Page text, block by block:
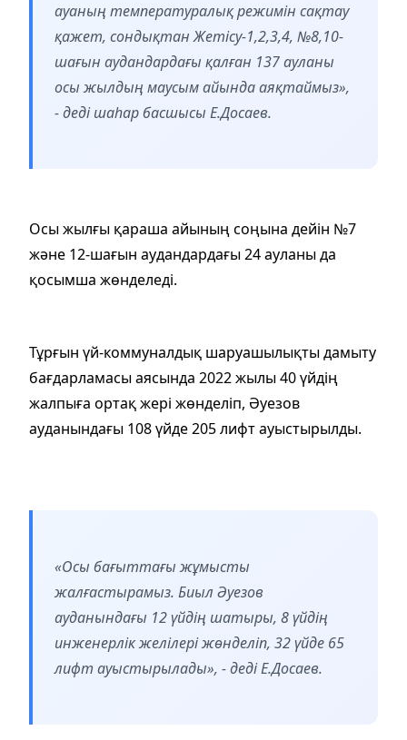
ауаның температуралық режимін сақтау
қажет, сондықтан Жетісу-1,2,3,4, №8,10-
шағын аудандардағы қалған 137 ауланы
осы жылдың маусым айында аяқтаймыз»,
- деді шаһар басшысы Е.Досаев.
Осы жылғы қараша айының соңына дейін №7
және 12-шағын аудандардағы 24 ауланы да
қосымша жөнделеді.
Тұрғын үй-коммуналдық шаруашылықты дамыту
бағдарламасы аясында 2022 жылы 40 үйдің
жалпыға ортақ жері жөнделіп, Әуезов
ауданындағы 108 үйде 205 лифт ауыстырылды.
«Осы бағыттағы жұмысты
жалғастырамыз. Биыл Әуезов
ауданындағы 12 үйдің шатыры, 8 үйдің
инженерлік желілері жөнделіп, 32 үйде 65
лифт ауыстырылады», - деді Е.Досаев.